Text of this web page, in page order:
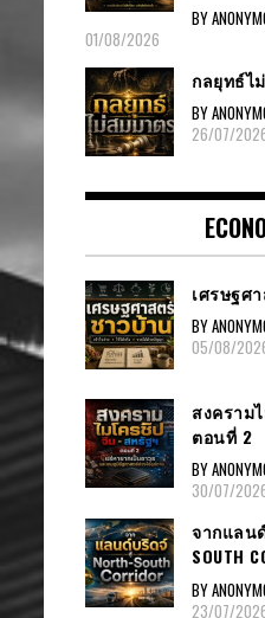
BY
01/08/2026
กลยุทธ์ไ
BY
26/07/
เศรษฐศ
BY
05/08/
สงคราม
ตอนที่ 2
BY
30/07/
จากแลน
SOUTH
BY
23/07/